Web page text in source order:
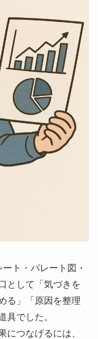
ト・パレート図・
として「気づきを
る」「原因を整理
具でした。
につなげるには、